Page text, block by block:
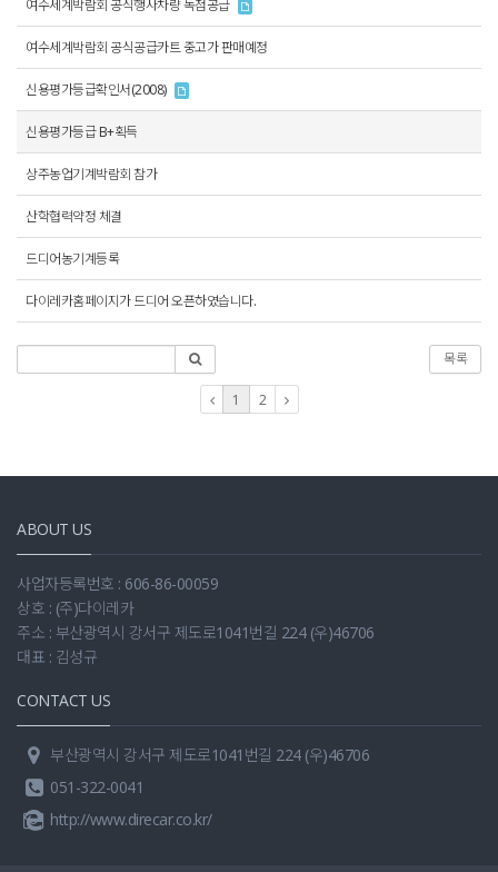
여수세계박람회 공식행사차량 독점공급
여수세계박람회 공식공급카트 중고가 판매예정
신용평가등급확인서(2008)
신용평가등급 B+획득
상주농업기계박람회 참가
산학협력약정 체결
드디어농기계등록
다이레카홈페이지가 드디어 오픈하였습니다.
목록
1 2
ABOUT US
사업자등록번호 : 606-86-00059
상호 : (주)다이레카
주소 : 부산광역시 강서구 제도로1041번길 224 (우)46706
대표 : 김성규
CONTACT US
부산광역시 강서구 제도로1041번길 224 (우)46706
051-322-0041
http://www.direcar.co.kr/